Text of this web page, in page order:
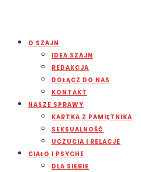
O SZAJN
IDEA SZAJN
REDAKCJA
DOŁĄCZ DO NAS
KONTAKT
NASZE SPRAWY
KARTKA Z PAMIĘTNIKA
SEKSUALNOŚĆ
UCZUCIA I RELACJE
CIAŁO I PSYCHE
DLA SIEBIE